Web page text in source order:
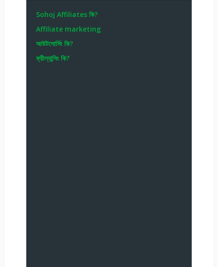
Sohoj Affiliates কি?
Affiliate marketing
আউটসোর্সিং কি?
ফ্রীল্যান্সিং কি?